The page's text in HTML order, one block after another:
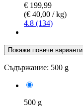
€ 199,99
(€ 40,00 / kg)
4.8 (134)
Покажи повече варианти
Съдържание: 500 g
500 g